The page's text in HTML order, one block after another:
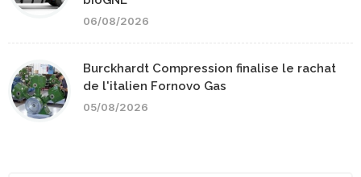
06/08/2026
Burckhardt Compression finalise le rachat
de l'italien Fornovo Gas
05/08/2026